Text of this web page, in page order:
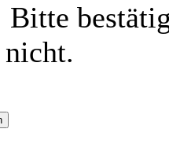
Bitte